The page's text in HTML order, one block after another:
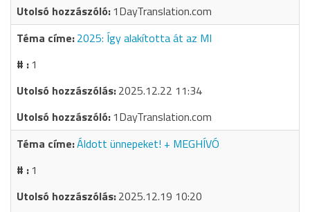
1DayTranslation.com
2025: Így alakította át az MI
1
2025.12.22 11:34
1DayTranslation.com
Áldott ünnepeket! + MEGHÍVÓ
1
2025.12.19 10:20